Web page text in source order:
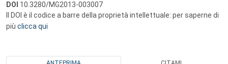
DOI 10.3280/MG2013-003007
Il DOI è il codice a barre della proprietà intellettuale: per saperne di
più clicca qui